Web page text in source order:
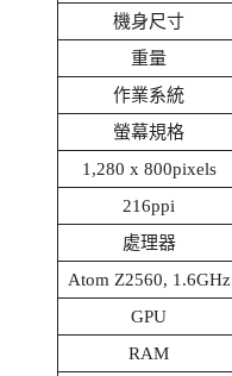
機身尺寸
重量
作業系統
螢幕規格
1,280 x 800pixels
216ppi
處理器
Atom Z2560, 1.6GHz
GPU
RAM